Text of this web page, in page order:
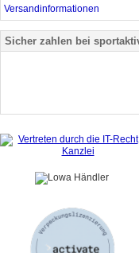
Versandinformationen
Sicher zahlen bei